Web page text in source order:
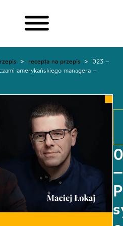
> recepta na przepis >
023 –
amerykańskiego managera –
–